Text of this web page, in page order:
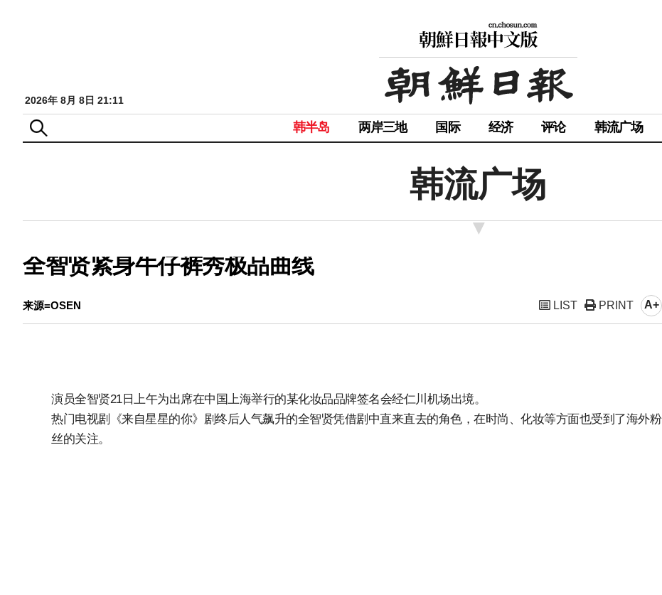
2026年 8月 8日 21:11
韩半岛 两岸三地 国际 经济 评论 韩流广场
韩流广场
全智贤紧身牛仔裤秀极品曲线
来源=OSEN LIST PRINT A+
演员全智贤21日上午为出席在中国上海举行的某化妆品品牌签名会经仁川机场出境。
热门电视剧《来自星星的你》剧终后人气飙升的全智贤凭借剧中直来直去的角色，在时尚、化妆等方面也受到了海外粉
丝的关注。